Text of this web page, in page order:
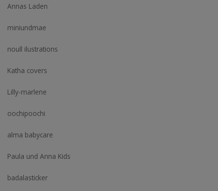
Annas Laden
miniundmae
noull ilustrations
Katha covers
Lilly-marlene
oochipoochi
alma babycare
Paula und Anna Kids
badalasticker